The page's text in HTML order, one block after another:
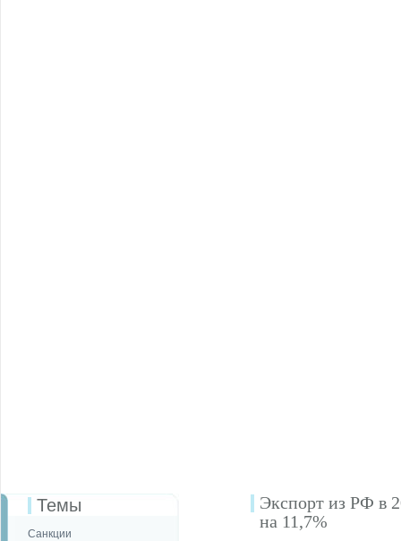
Темы
Санкции
Экспорт из РФ в
на 11,7%